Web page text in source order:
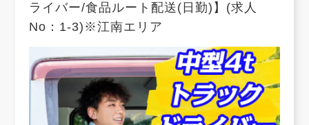
ライバー/食品ルート配送(日勤)】(求人
No：1-3)※江南エリア